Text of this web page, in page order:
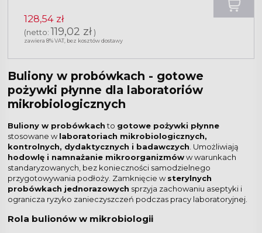
128,54 zł
(netto: 119,02 zł)
zawiera 8% VAT, bez kosztów dostawy
Buliony w probówkach - gotowe
pożywki płynne dla laboratoriów
mikrobiologicznych
Buliony w probówkachto gotowe pożywki płynne
stosowane wlaboratoriach mikrobiologicznych,
kontrolnych, dydaktycznych i badawczych . Umożliwiają
hodowlę i namnażanie mikroorganizmóww warunkach
standaryzowanych, bez konieczności samodzielnego
przygotowywania podłoży. Zamknięcie wsterylnych
probówkach jednorazowych sprzyja zachowaniu aseptyki i
ogranicza ryzyko zanieczyszczeń podczas pracy laboratoryjnej.
Rola bulionów w mikrobiologii